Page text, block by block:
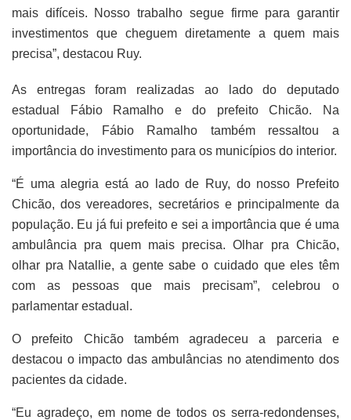
mais difíceis. Nosso trabalho segue firme para garantir
investimentos que cheguem diretamente a quem mais
precisa”, destacou Ruy.
As entregas foram realizadas ao lado do deputado
estadual Fábio Ramalho e do prefeito Chicão. Na
oportunidade, Fábio Ramalho também ressaltou a
importância do investimento para os municípios do interior.
“É uma alegria está ao lado de Ruy, do nosso Prefeito
Chicão, dos vereadores, secretários e principalmente da
população. Eu já fui prefeito e sei a importância que é uma
ambulância pra quem mais precisa. Olhar pra Chicão,
olhar pra Natallie, a gente sabe o cuidado que eles têm
com as pessoas que mais precisam”, celebrou o
parlamentar estadual.
O prefeito Chicão também agradeceu a parceria e
destacou o impacto das ambulâncias no atendimento dos
pacientes da cidade.
“Eu agradeço, em nome de todos os serra-redondenses,